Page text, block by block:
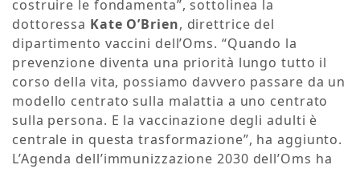
costruire le fondamenta”, sottolinea la
dottoressa Kate O’Brien, direttrice del
dipartimento vaccini dell’Oms. “Quando la
prevenzione diventa una priorità lungo tutto il
corso della vita, possiamo davvero passare da un
modello centrato sulla malattia a uno centrato
sulla persona. E la vaccinazione degli adulti è
centrale in questa trasformazione”, ha aggiunto.
L’Agenda dell’immunizzazione 2030 dell’Oms ha